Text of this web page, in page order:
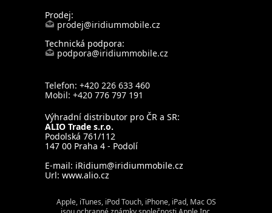
Prodej:
prodej@iridiummobile.cz
Technická podpora:
podpora@iridiummobile.cz
Telefon: +420 226 633 460
Mobil: +420 776 797 191
Výhradní distributor pro ČR a SR:
ALIO Trade s.r.o.
Podolská 761/112
147 00 Praha 4 - Podolí
E-mail: iRidium@iridiummobile.cz
Url: www.alio.cz
Apple, iTunes, iPod Touch, iPhone, iPad, Mac OS